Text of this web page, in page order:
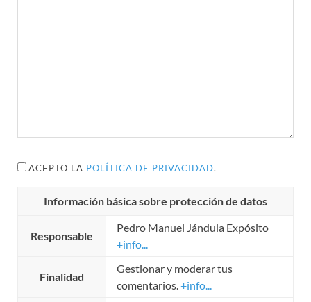
ACEPTO LA POLÍTICA DE PRIVACIDAD.
Información básica sobre protección de datos
Responsable
Pedro Manuel Jándula Expósito
+info...
Finalidad
Gestionar y moderar tus
comentarios.+info...